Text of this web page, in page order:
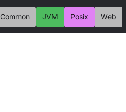
Common JVM Posix Web